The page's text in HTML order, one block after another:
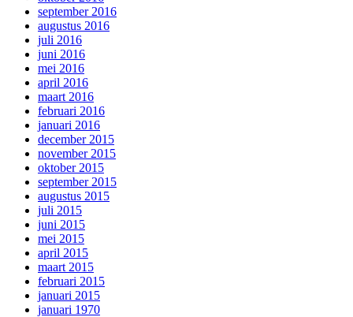
september 2016
augustus 2016
juli 2016
juni 2016
mei 2016
april 2016
maart 2016
februari 2016
januari 2016
december 2015
november 2015
oktober 2015
september 2015
augustus 2015
juli 2015
juni 2015
mei 2015
april 2015
maart 2015
februari 2015
januari 2015
januari 1970